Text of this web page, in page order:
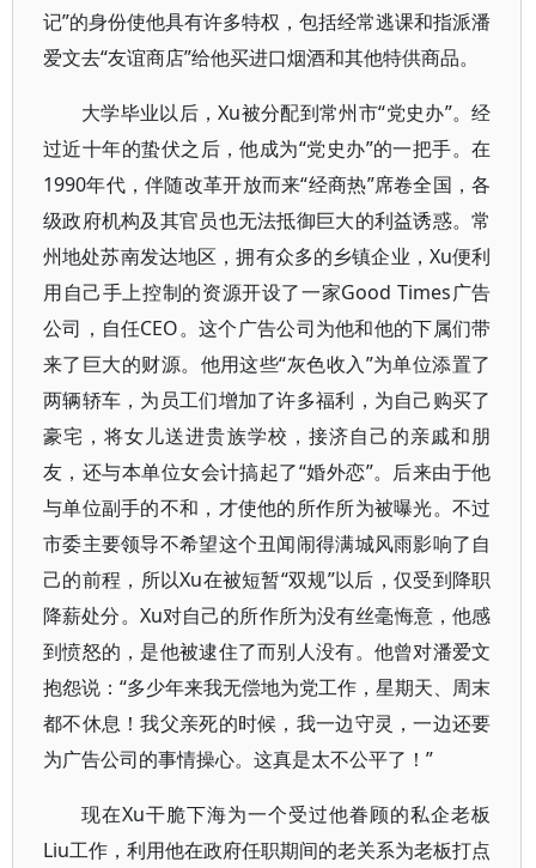
记”的身份使他具有许多特权，包括经常逃课和指派潘
爱文去“友谊商店”给他买进口烟酒和其他特供商品。
大学毕业以后，Xu被分配到常州市“党史办”。经
过近十年的蛰伏之后，他成为“党史办”的一把手。在
1990年代，伴随改革开放而来“经商热”席卷全国，各
级政府机构及其官员也无法抵御巨大的利益诱惑。常
州地处苏南发达地区，拥有众多的乡镇企业，Xu便利
用自己手上控制的资源开设了一家Good Times广告
公司，自任CEO。这个广告公司为他和他的下属们带
来了巨大的财源。他用这些“灰色收入”为单位添置了
两辆轿车，为员工们增加了许多福利，为自己购买了
豪宅，将女儿送进贵族学校，接济自己的亲戚和朋
友，还与本单位女会计搞起了“婚外恋”。后来由于他
与单位副手的不和，才使他的所作所为被曝光。不过
市委主要领导不希望这个丑闻闹得满城风雨影响了自
己的前程，所以Xu在被短暂“双规”以后，仅受到降职
降薪处分。Xu对自己的所作所为没有丝毫悔意，他感
到愤怒的，是他被逮住了而别人没有。他曾对潘爱文
抱怨说：“多少年来我无偿地为党工作，星期天、周末
都不休息！我父亲死的时候，我一边守灵，一边还要
为广告公司的事情操心。这真是太不公平了！”
现在Xu干脆下海为一个受过他眷顾的私企老板
Liu工作，利用他在政府任职期间的老关系为老板打点